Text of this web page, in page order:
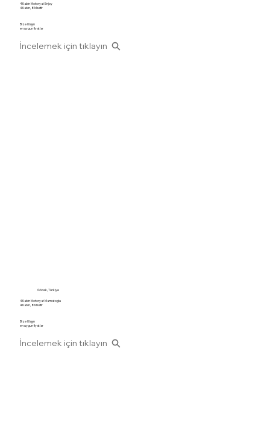
4 Kabin Motoryat Enjoy
4 Kabin, 8 Misafir
Bize Ulaşın
en uygun fiyatlar
İncelemek için tıklayın
Göcek, Türkiye
4 Kabin Motoryat Mamatoglu
4 Kabin, 8 Misafir
Bize Ulaşın
en uygun fiyatlar
İncelemek için tıklayın